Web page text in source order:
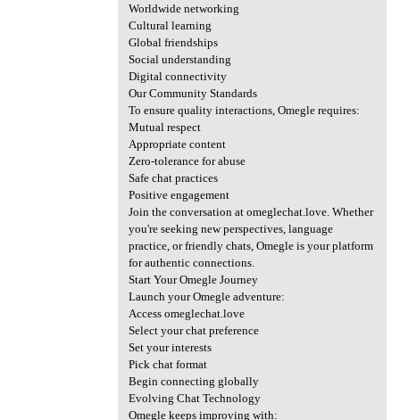
Worldwide networking
Cultural learning
Global friendships
Social understanding
Digital connectivity
Our Community Standards
To ensure quality interactions, Omegle requires:
Mutual respect
Appropriate content
Zero-tolerance for abuse
Safe chat practices
Positive engagement
Join the conversation at omeglechat.love. Whether
you're seeking new perspectives, language
practice, or friendly chats, Omegle is your platform
for authentic connections.
Start Your Omegle Journey
Launch your Omegle adventure:
Access omeglechat.love
Select your chat preference
Set your interests
Pick chat format
Begin connecting globally
Evolving Chat Technology
Omegle keeps improving with: